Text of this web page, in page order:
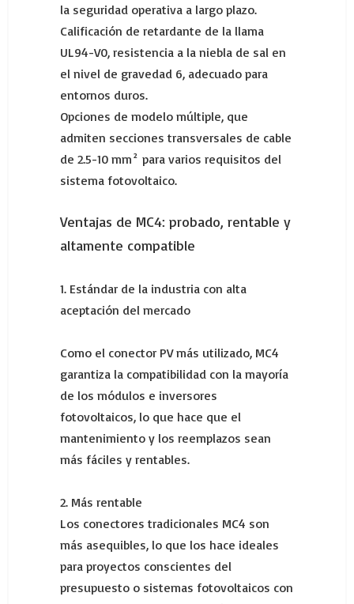
la seguridad operativa a largo plazo.
Calificación de retardante de la llama
UL94-V0, resistencia a la niebla de sal en
el nivel de gravedad 6, adecuado para
entornos duros.
Opciones de modelo múltiple, que
admiten secciones transversales de cable
de 2.5-10 mm² para varios requisitos del
sistema fotovoltaico.
Ventajas de MC4: probado, rentable y
altamente compatible
1. Estándar de la industria con alta
aceptación del mercado
Como el conector PV más utilizado, MC4
garantiza la compatibilidad con la mayoría
de los módulos e inversores
fotovoltaicos, lo que hace que el
mantenimiento y los reemplazos sean
más fáciles y rentables.
2. Más rentable
Los conectores tradicionales MC4 son
más asequibles, lo que los hace ideales
para proyectos conscientes del
presupuesto o sistemas fotovoltaicos con